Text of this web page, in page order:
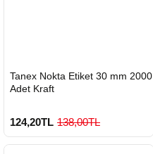
GÖNDERİ
Tanex Nokta Etiket 30 mm 2000
Adet Kraft
124,20TL 138,00TL